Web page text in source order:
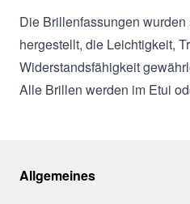
Die Brillenfassungen
hergestellt, die Leichtigkeit,
Widerstandsfähigkeit
Alle Brillen werden im Etui
Allgemeines